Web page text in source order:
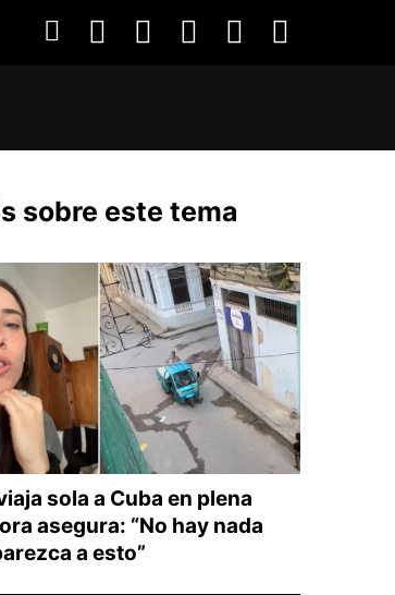
sobre este tema
sola a Cuba en plena
asegura: “No hay nada
a esto”